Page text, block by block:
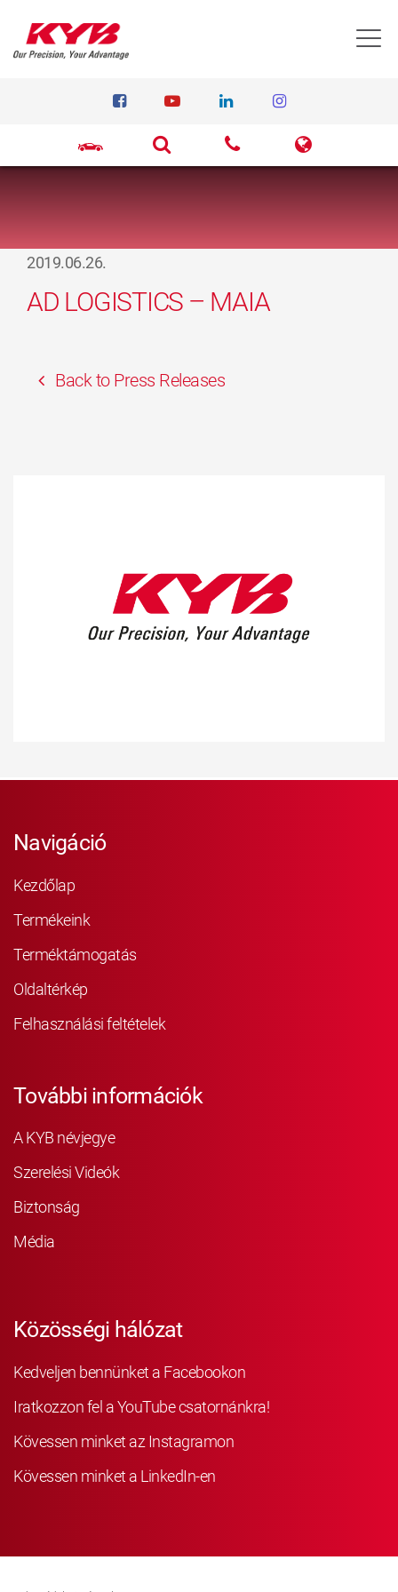
2019.06.26.
AD LOGISTICS – MAIA
Back to Press Releases
Navigáció
Kezdőlap
Termékeink
Terméktámogatás
Oldaltérkép
Felhasználási feltételek
További információk
A KYB névjegye
Szerelési Videók
Biztonság
Média
Közösségi hálózat
Kedveljen bennünket a Facebookon
Iratkozzon fel a YouTube csatornánkra!
Kövessen minket az Instagramon
Kövessen minket a LinkedIn-en